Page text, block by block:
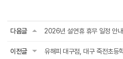
다음글 2026년 설연휴 휴무 일정 안내
이전글